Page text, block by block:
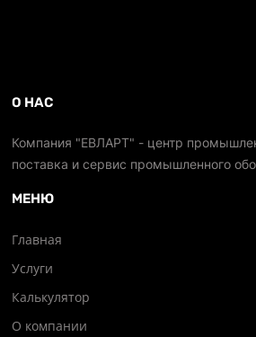
О НАС
Компания "ЕВЛАРТ" - центр
поставка и сервис промышленного
МЕНЮ
Главная
Услуги
Калькулятор
О компании